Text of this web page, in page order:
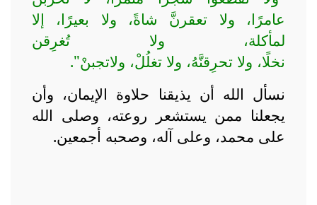
عامرًا،
ولا تعقرنَّ شاةً، ولا
بعيرًا، إلا
لمأكلة،
ولا
تُغرِقن
نخلًا، ولا تحرِقنَّهُ، ولا تغلُلْ، ولاتجبنْ".
نسأل الله أن يذيقنا حلاوة الإيمان، وأن
يجعلنا ممن يستشعر روعته، وصلى الله
على محمد، وعلى آله، وصحبه أجمعين.